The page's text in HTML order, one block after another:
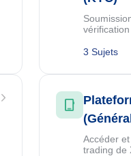
3 Sujets
Accéder
trading de